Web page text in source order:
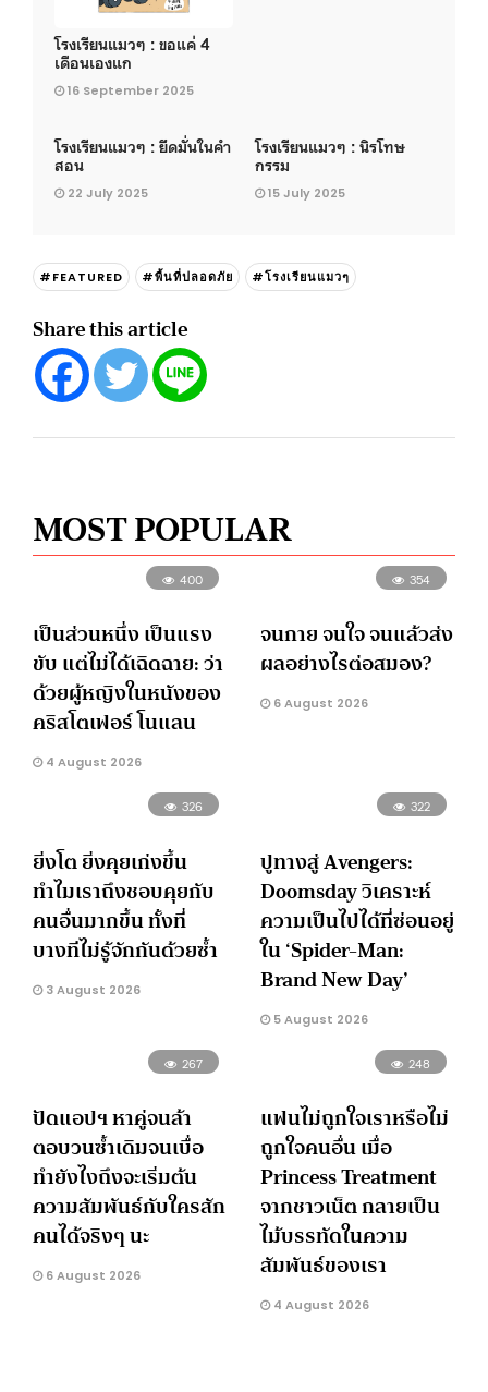
โรงเรียนแมวๆ : ขอแค่ 4
เดือนเองแก
16 September 2025
โรงเรียนแมวๆ : ยึดมั่นในคำ
สอน
22 July 2025
โรงเรียนแมวๆ : นิรโทษ
กรรม
15 July 2025
#FEATURED #พื้นที่ปลอดภัย #โรงเรียนแมวๆ
Share this article
MOST POPULAR
400
เป็นส่วนหนึ่ง เป็นแรง
ขับ แต่ไม่ได้เฉิดฉาย: ว่า
ด้วยผู้หญิงในหนังของ
คริสโตเฟอร์ โนแลน
4 August 2026
354
จนกาย จนใจ จนแล้วส่ง
ผลอย่างไรต่อสมอง?
6 August 2026
326
ยิ่งโต ยิ่งคุยเก่งขึ้น
ทำไมเราถึงชอบคุยกับ
คนอื่นมากขึ้น ทั้งที่
บางทีไม่รู้จักกันด้วยซ้ำ
3 August 2026
322
ปูทางสู่ Avengers:
Doomsday วิเคราะห์
ความเป็นไปได้ที่ซ่อนอยู่
ใน ‘Spider-Man:
Brand New Day’
5 August 2026
267
ปัดแอปฯ หาคู่จนล้า
ตอบวนซ้ำเดิมจนเบื่อ
ทำยังไงถึงจะเริ่มต้น
ความสัมพันธ์กับใครสัก
คนได้จริงๆ นะ
6 August 2026
248
แฟนไม่ถูกใจเราหรือไม่
ถูกใจคนอื่น เมื่อ
Princess Treatment
จากชาวเน็ต กลายเป็น
ไม้บรรทัดในความ
สัมพันธ์ของเรา
4 August 2026